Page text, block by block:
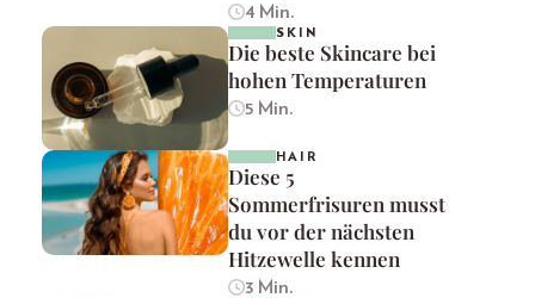
4 Min.
SKIN
Die beste Skincare bei
hohen Temperaturen
5 Min.
HAIR
Diese 5
Sommerfrisuren musst
du vor der nächsten
Hitzewelle kennen
3 Min.